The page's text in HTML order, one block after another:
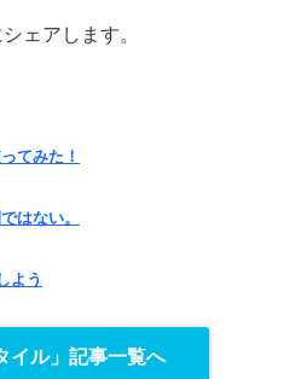
ェアします。
てみた！
はない。
よう
イル」記事一覧へ